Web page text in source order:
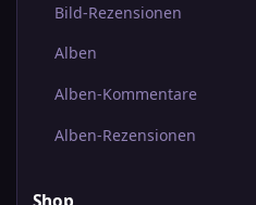
Bild-Rezensionen
Alben
Alben-Kommentare
Alben-Rezensionen